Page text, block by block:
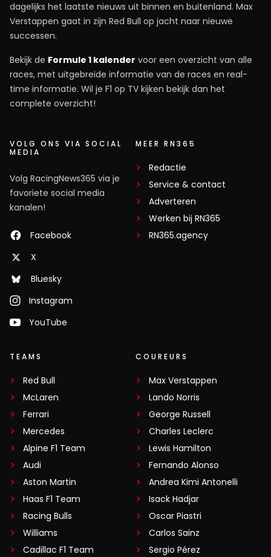
dagelijks het laatste nieuws uit binnen en buitenland. Max
Verstappen gaat in zijn Red Bull op jacht naar nieuwe
successen.
Bekijk de Formule 1 kalender voor een overzicht van alle
races, met uitgebreide informatie van de races en real-
time informatie. Wil je F1 op TV kijken bekijk dan het
complete overzicht!
VOLG ONS VIA SOCIAL
MEDIA
Volg RacingNews365 via je
favoriete social media
kanalen!
Facebook
X
Bluesky
Instagram
YouTube
MEER RN365
Redactie
Service & contact
Adverteren
Werken bij RN365
RN365.agency
TEAMS
Red Bull
McLaren
Ferrari
Mercedes
Alpine F1 Team
Audi
Aston Martin
Haas F1 Team
Racing Bulls
Williams
Cadillac F1 Team
COUREURS
Max Verstappen
Lando Norris
George Russell
Charles Leclerc
Lewis Hamilton
Fernando Alonso
Andrea Kimi Antonelli
Isack Hadjar
Oscar Piastri
Carlos Sainz
Sergio Pérez